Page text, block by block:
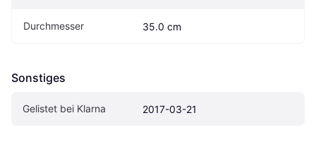
Durchmesser 35.0 cm
Sonstiges
Gelistet bei Klarna 2017-03-21